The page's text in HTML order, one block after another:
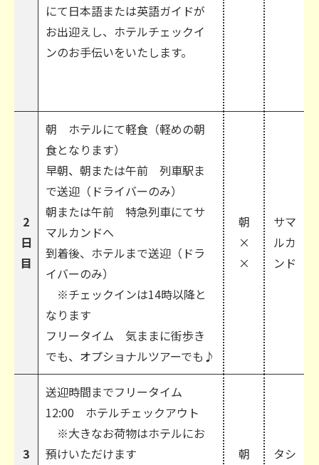
にて日本語または英語ガイドが
お出迎えし、ホテルチェックイ
ンのお手伝いをいたします。
2
日
目
朝 ホテルにて軽食（軽めの朝
食となります）
早朝、朝または午前 列車駅ま
で送迎（ドライバーのみ）
朝または午前 特急列車にてサ
マルカンドへ
到着後、ホテルまで送迎（ドラ
イバーのみ）
※チェックインは14時以降と
なります
フリータイム 気ままに街歩き
でも、オプショナルツアーでも♪
朝
×
×
サマ
ルカ
ンド
3
送迎時間までフリータイム
12:00 ホテルチェックアウト
※大きなお荷物はホテルにお
預けいただけます
朝
タシ